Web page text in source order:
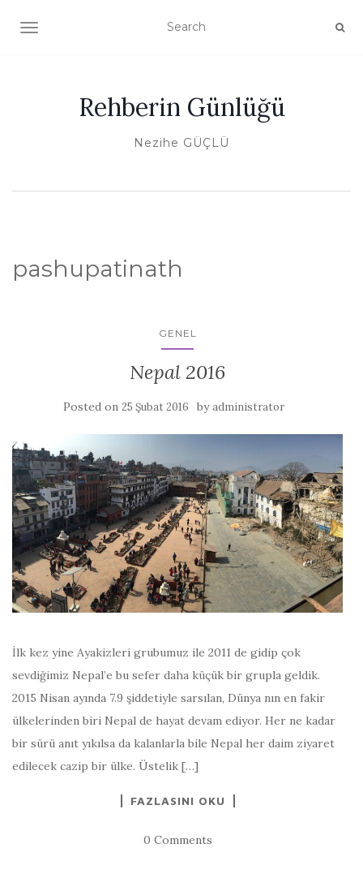
TOGGLE NAVIGATION
Rehberin Günlüğü
Nezihe GÜÇLÜ
pashupatinath
GENEL
Nepal 2016
Posted on 25 Şubat 2016 byadministrator
İlk kez yine Ayakizleri grubumuz ile 2011 de gidip çok
sevdiğimiz Nepal’e bu sefer daha küçük bir grupla geldik.
2015 Nisan ayında 7.9 şiddetiyle sarsılan, Dünya nın en fakir
ülkelerinden biri Nepal de hayat devam ediyor. Her ne kadar
bir sürü anıt yıkılsa da kalanlarla bile Nepal her daim ziyaret
edilecek cazip bir ülke. Üstelik […]
FAZLASINI OKU
0 Comments